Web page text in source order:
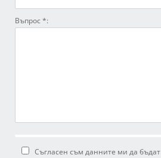
Въпрос *:
Съгласен съм данните ми да